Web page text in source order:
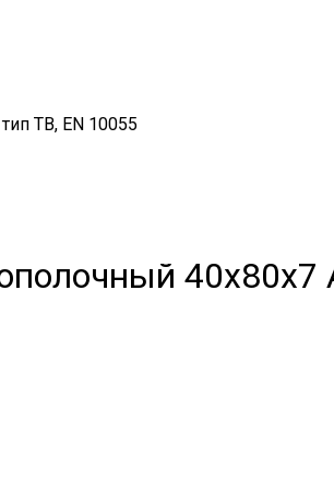
ТВ, EN 10055
40х80х7